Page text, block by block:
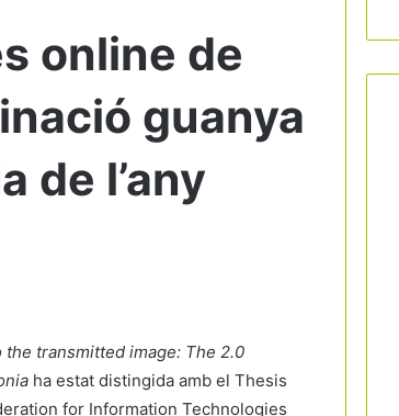
online de
guanya
de l’any
transmitted image: The 2.0
ha estat distingida amb el Thesis
for Information Technologies